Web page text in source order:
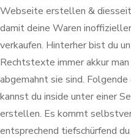
Webseite erstellen &
damit deine Waren
verkaufen. Hinterher bist du
Rechtstexte immer akkur
abgemahnt sie sind.
kannst du inside unter einer
erstellen. Es kommt
entsprechend tiefschürfend